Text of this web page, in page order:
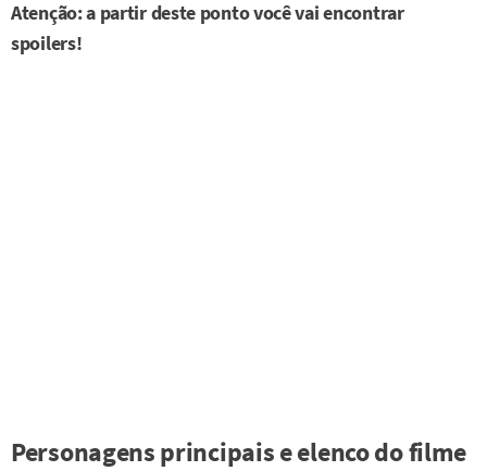
Atenção: a partir deste ponto você vai encontrar
spoilers!
Personagens principais e elenco do filme